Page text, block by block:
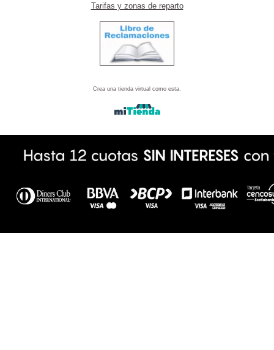
Tarifas y zonas de reparto
Crea una tienda virtual como esta.